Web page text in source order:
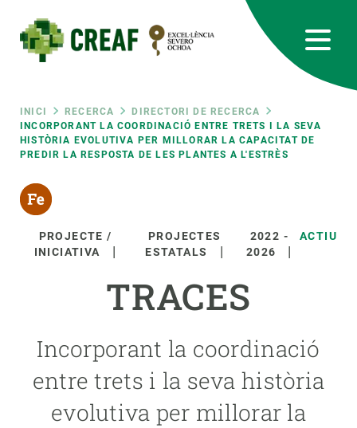
contingut
Fil
d'ariadna
INICI RECERCA
DIRECTORI DE RECERCA
INCORPORANT LA COORDINACIÓ ENTRE TRETS I LA SEVA
HISTÒRIA EVOLUTIVA PER MILLORAR LA CAPACITAT DE
PREDIR LA RESPOSTA DE LES PLANTES A L'ESTRÈS
PROJECTE /
INICIATIVA
PROJECTES
ESTATALS
2022 -
2026
ACTIU
TRACES
Incorporant la coordinació
entre trets i la seva història
evolutiva per millorar la
RRSS
Featured
responsive
INTRANET
Responsive
menu
SOBRE NOSALTRES
UNEIX-TE A NOSALTRES
PARTICIPA